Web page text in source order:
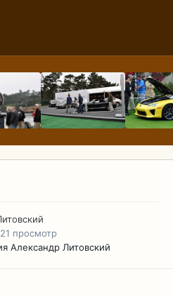
просмотр
Александр Литовский